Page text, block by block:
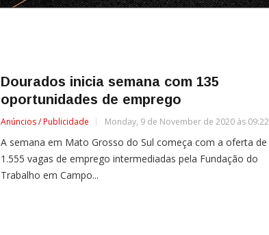
Dourados inicia semana com 135
oportunidades de emprego
Anúncios / Publicidade Monday, 9 de November de 2020 às 09:22
A semana em Mato Grosso do Sul começa com a oferta de
1.555 vagas de emprego intermediadas pela Fundação do
Trabalho em Campo...